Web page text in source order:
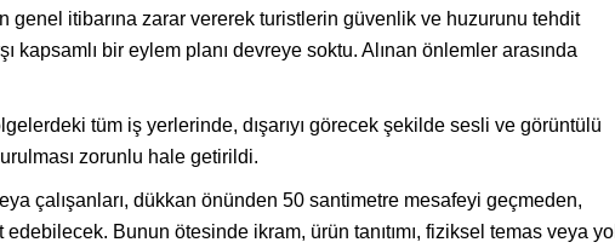
genel itibarına zarar vererek turistlerin güvenlik ve huzurunu tehdit
kapsamlı bir eylem planı devreye soktu. Alınan önlemler arasında
tüm iş yerlerinde, dışarıyı görecek şekilde sesli ve görüntülü
zorunlu hale getirildi.
çalışanları, dükkan önünden 50 santimetre mesafeyi geçmeden,
Bunun ötesinde ikram, ürün tanıtımı, fiziksel temas veya yol